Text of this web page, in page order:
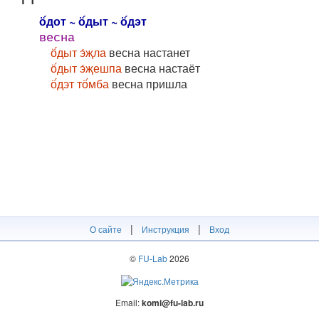
ӧ́дот ~ ӧ́дыт ~ ӧ́дэт
весна
ӧ́дыт э́җла весна настанет
ӧ́дыт э́җешпа весна настаёт
ӧ́дэт тӧ́мба весна пришла
О сайте | Инструкция | Вход
© FU-Lab2026
Email:komi@fu-lab.ru